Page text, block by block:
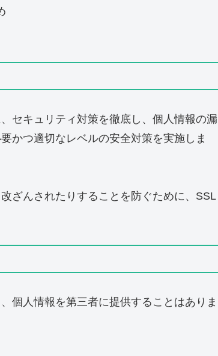
セキュリティ対策を徹底し、個人情報の漏
かつ適切なレベルの安全対策を実施しま
ざんされたりすることを防ぐために、SSL
個人情報を第三者に提供することはありま